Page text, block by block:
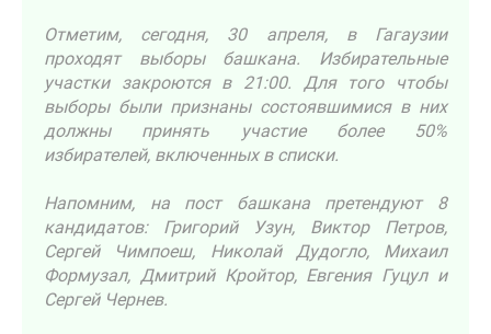
Отметим, сегодня, 30 апреля, в Гагаузии
проходят выборы башкана. Избирательные
участки закроются в 21:00. Для того чтобы
выборы были признаны состоявшимися в них
должны принять участие более 50%
избирателей, включенных в списки.
Напомним, на пост башкана претендуют 8
кандидатов: Григорий Узун, Виктор Петров,
Сергей Чимпоеш, Николай Дудогло, Михаил
Формузал, Дмитрий Кройтор, Евгения Гуцул и
Сергей Чернев.